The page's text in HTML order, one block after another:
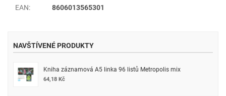
EAN: 8606013565301
NAVŠTÍVENÉ PRODUKTY
Kniha záznamová A5 linka 96 listů Metropolis mix
64,18 Kč